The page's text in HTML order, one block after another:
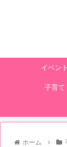
イベント
子育て
ホーム